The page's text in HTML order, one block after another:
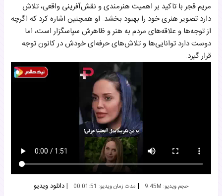
مریم قجر با تاکید بر اهمیت هنرمندی و نقش‌آفرینی واقعی، تلاش
دارد تصویر هنری خود را بهبود بخشد. او همچنین اشاره کرد که اگرچه
از توجه‌ها و علاقه‌های مردم به هنر و ظاهرش سپاسگزار است، اما
دوست دارد توانایی‌ها و تلاش‌های حرفه‌ای خودش در کانون توجه
قرار گیرد.
حجم ویدیو: 9.45M | مدت زمان ویدیو: 00:01:51 |دانلود ویدیو